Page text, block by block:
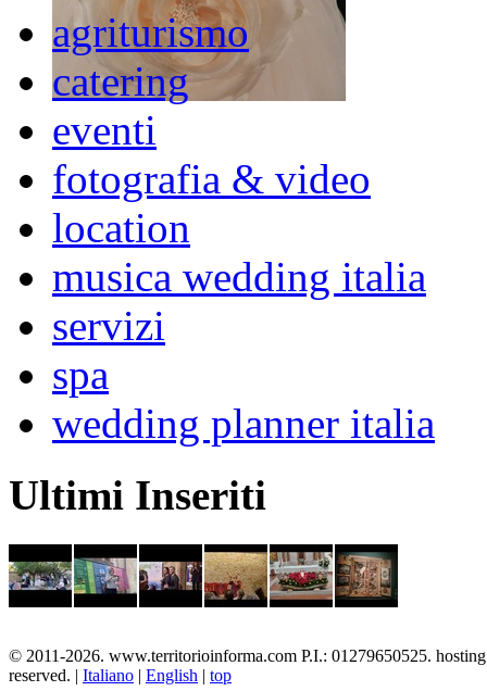
agriturismo
catering
eventi
fotografia & video
location
musica wedding italia
servizi
spa
wedding planner italia
Ultimi Inseriti
© 2011-2026. www.territorioinforma.com P.I.: 01279650525.
reserved. | Italiano | English | top